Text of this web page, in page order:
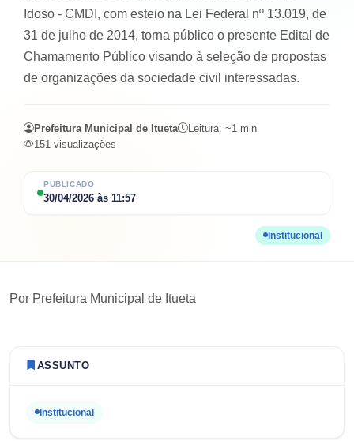
PUBLICADO
30/04/2026 às 11:57
Institucional
Idoso - CMDI, com esteio na Lei Federal nº 13.019, de
31 de julho de 2014, torna público o presente Edital de
Chamamento Público visando à seleção de propostas
de organizações da sociedade civil interessadas.
Prefeitura Municipal de Itueta Leitura: ~1 min
151 visualizações
Por Prefeitura Municipal de Itueta
ASSUNTO
Institucional